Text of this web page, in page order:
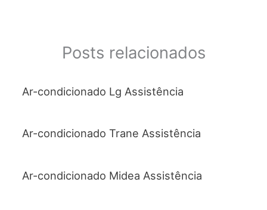
Posts relacionados
Ar-condicionado Lg Assistência
Ar-condicionado Trane Assistência
Ar-condicionado Midea Assistência